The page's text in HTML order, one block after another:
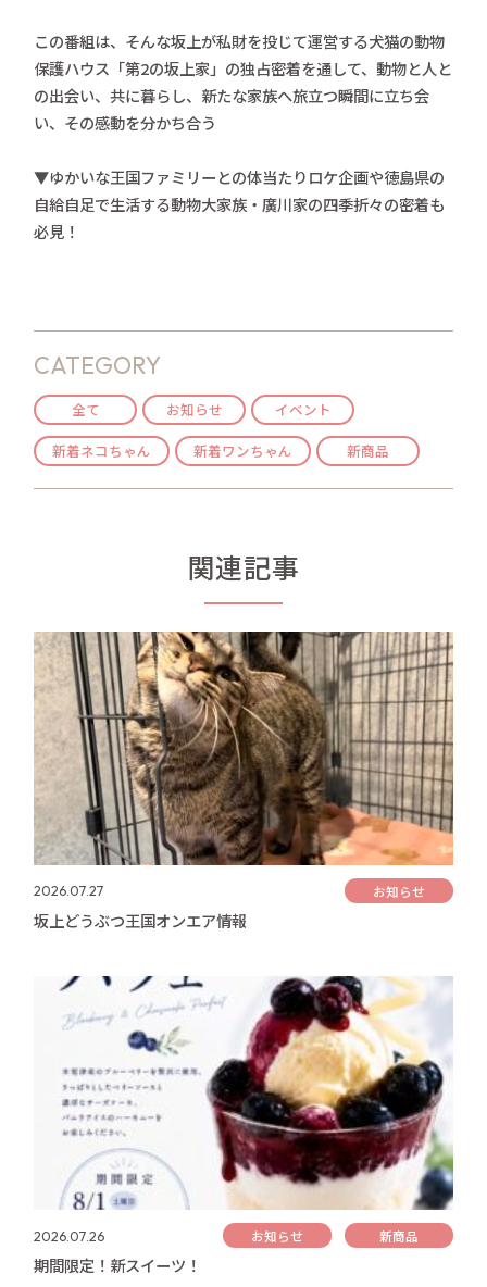
この番組は、そんな坂上が私財を投じて運営する犬猫の動物
保護ハウス「第2の坂上家」の独占密着を通して、動物と人と
の出会い、共に暮らし、新たな家族へ旅立つ瞬間に立ち会
い、その感動を分かち合う
▼ゆかいな王国ファミリーとの体当たりロケ企画や徳島県の
自給自足で生活する動物大家族・廣川家の四季折々の密着も
必見！
CATEGORY
全て お知らせ
イベント
新着ネコちゃん
新着ワンちゃん 新商品
関連記事
2026.07.27 お知らせ
坂上どうぶつ王国オンエア情報
2026.07.26 お知らせ 新商品
期間限定！新スイーツ！